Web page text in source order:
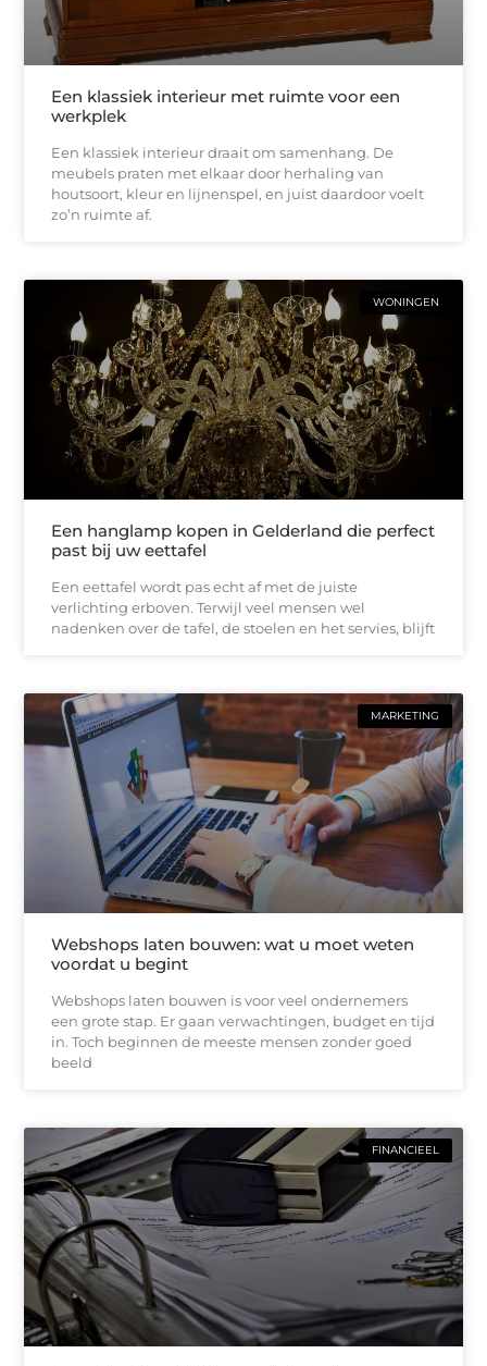
Een klassiek interieur met ruimte voor een
werkplek
Een klassiek interieur draait om samenhang. De
meubels praten met elkaar door herhaling van
houtsoort, kleur en lijnenspel, en juist daardoor voelt
zo’n ruimte af.
WONINGEN
Een hanglamp kopen in Gelderland die perfect
past bij uw eettafel
Een eettafel wordt pas echt af met de juiste
verlichting erboven. Terwijl veel mensen wel
nadenken over de tafel, de stoelen en het servies, blijft
MARKETING
Webshops laten bouwen: wat u moet weten
voordat u begint
Webshops laten bouwen is voor veel ondernemers
een grote stap. Er gaan verwachtingen, budget en tijd
in. Toch beginnen de meeste mensen zonder goed
beeld
FINANCIEEL